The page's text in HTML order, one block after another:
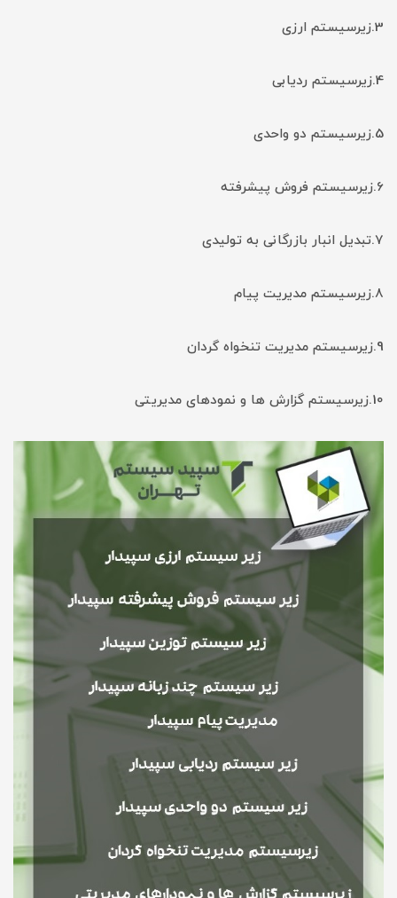
3.زیرسیستم ارزی
4.زیرسیستم ردیابی
5.زیرسیستم دو واحدی
6.زیرسیستم فروش پیشرفته
7.تبدیل انبار بازرگانی به تولیدی
8.زیرسیستم مدیریت پیام
9.زیرسیستم مدیریت تنخواه گردان
10.زیرسیستم گزارش ها و نمودهای مدیریتی